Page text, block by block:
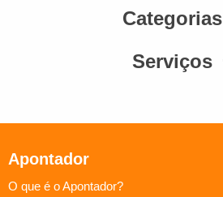
Categorias
Serviços
Apontador
O que é o Apontador?